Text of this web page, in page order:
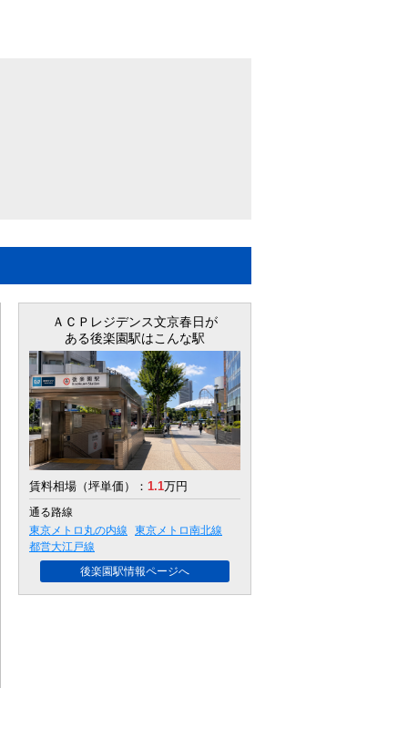
ＡＣＰレジデンス文京春日が
ある後楽園駅はこんな駅
賃料相場（坪単価）： 1.1万円
通る路線
東京メトロ丸の内線
東京メトロ南北線
都営大江戸線
後楽園駅情報ページへ